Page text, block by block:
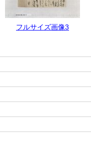
フルサイズ画像3